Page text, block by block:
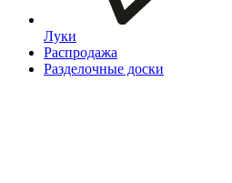
Луки
Распродажа
Разделочные доски